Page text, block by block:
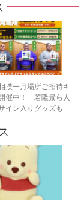
撲一月場所ご招待キ
催中！ 若隆景ら人
イン入りグッズも